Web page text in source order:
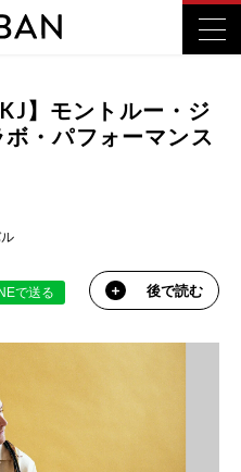
】モントルー・ジ
・パフォーマンス
で送る 後で読む